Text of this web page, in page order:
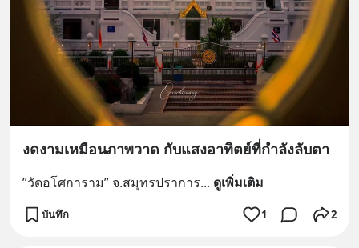
งดงามเหมือนภาพวาด กับแสงอาทิตย์ที่กำลังลับตา
”วัดอโศการาม” จ.สมุทรปราการ... ดูเพิ่มเติม
บันทึก 1 2